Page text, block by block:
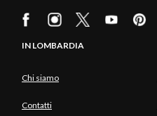
IN LOMBARDIA
Chi siamo
Contatti